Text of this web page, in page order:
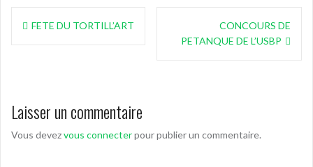
Navigation
FETE DU TORTILL’ART
CONCOURS DE
PETANQUE DE L’USBP
Laisser un commentaire
Vous devezvous connecterpour publier un commentaire.